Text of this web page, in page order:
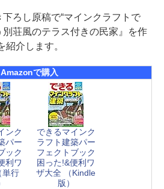
ろし原稿で“マインクラフトで
別荘風のテラス付きの民家』を作
紹介します。
Amazonで購入
ンク
パー
ック
利ワ
単行
できるマインク
ラフト建築パー
フェクトブック
困った!&便利ワ
ザ大全 （Kindle
版）